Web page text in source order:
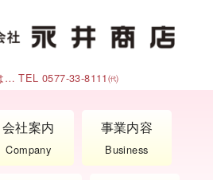
… TEL 0577-33-8111㈹
会社案内
Company
事業内容
Business